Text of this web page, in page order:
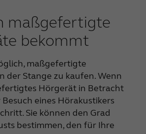
maßgefertigte
bekommt
maßgefertigte
der Stange zu kaufen. Wenn
Hörgerät in Betracht
Besuch eines Hörakustikers
Sie können den Grad
bestimmen, den für Ihre